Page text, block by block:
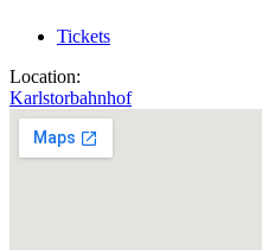
Tickets
Location:
Karlstorbahnhof